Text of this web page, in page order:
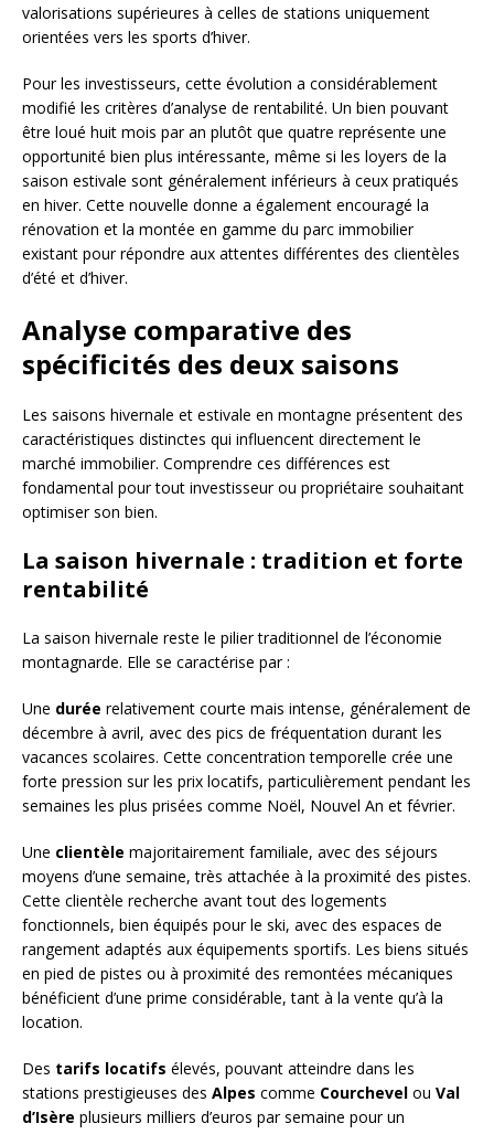
valorisations supérieures à celles de stations uniquement
orientées vers les sports d’hiver.
Pour les investisseurs, cette évolution a considérablement
modifié les critères d’analyse de rentabilité. Un bien pouvant
être loué huit mois par an plutôt que quatre représente une
opportunité bien plus intéressante, même si les loyers de la
saison estivale sont généralement inférieurs à ceux pratiqués
en hiver. Cette nouvelle donne a également encouragé la
rénovation et la montée en gamme du parc immobilier
existant pour répondre aux attentes différentes des clientèles
d’été et d’hiver.
Analyse comparative des
spécificités des deux saisons
Les saisons hivernale et estivale en montagne présentent des
caractéristiques distinctes qui influencent directement le
marché immobilier. Comprendre ces différences est
fondamental pour tout investisseur ou propriétaire souhaitant
optimiser son bien.
La saison hivernale : tradition et forte
rentabilité
La saison hivernale reste le pilier traditionnel de l’économie
montagnarde. Elle se caractérise par :
Une durée relativement courte mais intense, généralement de
décembre à avril, avec des pics de fréquentation durant les
vacances scolaires. Cette concentration temporelle crée une
forte pression sur les prix locatifs, particulièrement pendant les
semaines les plus prisées comme Noël, Nouvel An et février.
Une clientèle majoritairement familiale, avec des séjours
moyens d’une semaine, très attachée à la proximité des pistes.
Cette clientèle recherche avant tout des logements
fonctionnels, bien équipés pour le ski, avec des espaces de
rangement adaptés aux équipements sportifs. Les biens situés
en pied de pistes ou à proximité des remontées mécaniques
bénéficient d’une prime considérable, tant à la vente qu’à la
location.
Des tarifs locatifs élevés, pouvant atteindre dans les
stations prestigieuses des Alpes comme Courchevel ou Val
d’Isère plusieurs milliers d’euros par semaine pour un